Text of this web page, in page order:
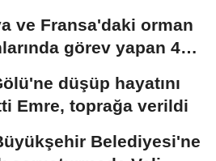
ve Fransa'daki orman
görev yapan 4
düşüp hayatını
Emre, toprağa verildi
Belediyesi'ne